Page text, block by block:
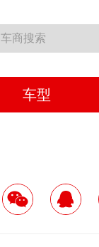
车商搜索
车型